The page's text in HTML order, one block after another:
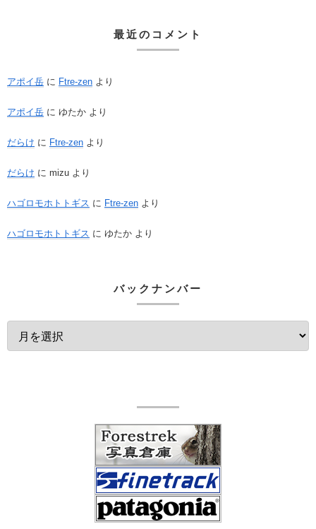
最近のコメント
アポイ岳 に Ftre-zen より
アポイ岳 に ゆたか より
だらけ に Ftre-zen より
だらけ に mizu より
ハゴロモホトトギス に Ftre-zen より
ハゴロモホトトギス に ゆたか より
バックナンバー